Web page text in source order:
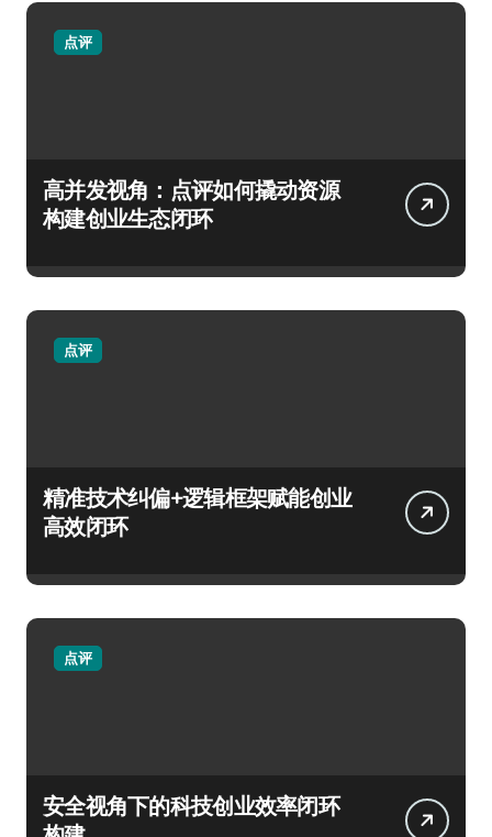
点评
高并发视角：点评如何撬动资源
构建创业生态闭环
点评
精准技术纠偏+逻辑框架赋能创业
高效闭环
点评
安全视角下的科技创业效率闭环